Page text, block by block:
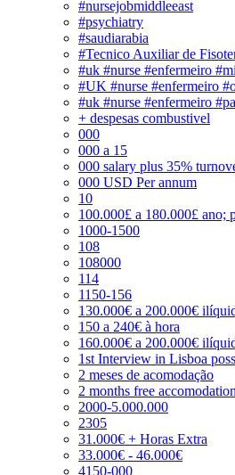
#nursejobmiddleeast
#psychiatry
#saudiarabia
#Tecnico Auxiliar de
#uk #nurse #enfermeiro
#UK #nurse #enfermeiro
#uk #nurse #enfermeiro
+ despesas combustivel
000
000 a 15
000 salary plus 35%
000 USD Per annum
10
100.000£ a 180.000£ ano;
1000-1500
108
108000
114
1150-156
130.000€ a 200.000€
150 a 240€ à hora
160.000€ a 200.000€
1st Interview in Lisboa
2 meses de acomodação
2 months free accomodation
2000-5.000.000
2305
31.000€ + Horas Extra
33.000€ - 46.000€
4150-000